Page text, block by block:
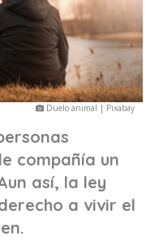
Duelo animal | Pixabay
compañía un
así, la ley
a vivir el